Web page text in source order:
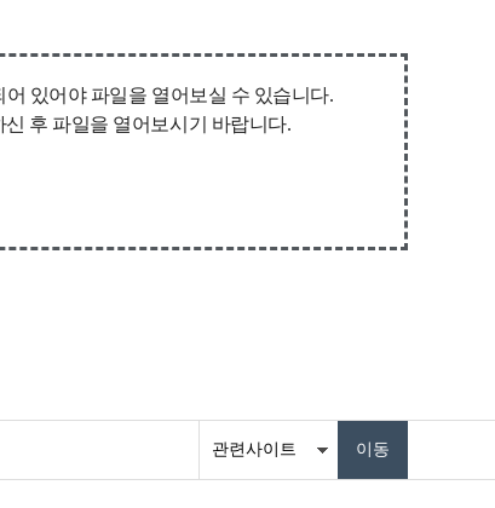
어 있어야 파일을 열어보실 수 있습니다.
신 후 파일을 열어보시기 바랍니다.